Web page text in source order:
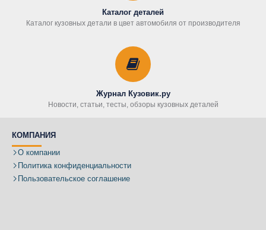
Каталог деталей
Каталог кузовных детали в цвет автомобиля от производителя
Журнал Кузовик.ру
Новости, статьи, тесты, обзоры кузовных деталей
КОМПАНИЯ
О компании
Политика конфиденциальности
Пользовательское соглашение